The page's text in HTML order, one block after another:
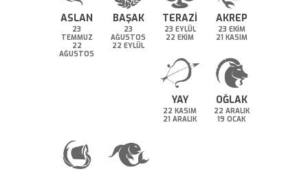
ASLAN
23
TEMMUZ
22
AĞUSTOS
BAŞAK
23
AĞUSTOS
22 EYLÜL
TERAZİ
23 EYLÜL
22 EKİM
AKREP
23 EKİM
21 KASIM
YAY
22 KASIM
21 ARALIK
OĞLAK
22 ARALIK
19 OCAK